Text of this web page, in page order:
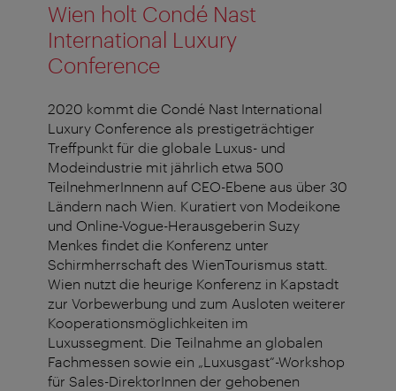
Wien holt Condé Nast
International Luxury
Conference
2020 kommt die Condé Nast International
Luxury Conference als prestigeträchtiger
Treffpunkt für die globale Luxus- und
Modeindustrie mit jährlich etwa 500
TeilnehmerInnenn auf CEO-Ebene aus über 30
Ländern nach Wien. Kuratiert von Modeikone
und Online-Vogue-Herausgeberin Suzy
Menkes findet die Konferenz unter
Schirmherrschaft des WienTourismus statt.
Wien nutzt die heurige Konferenz in Kapstadt
zur Vorbewerbung und zum Ausloten weiterer
Kooperationsmöglichkeiten im
Luxussegment. Die Teilnahme an globalen
Fachmessen sowie ein „Luxusgast“-Workshop
für Sales-DirektorInnen der gehobenen